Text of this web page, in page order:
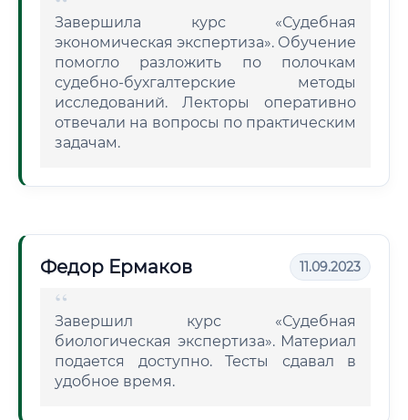
Завершила курс «Судебная
экономическая экспертиза». Обучение
помогло разложить по полочкам
судебно-бухгалтерские методы
исследований. Лекторы оперативно
отвечали на вопросы по практическим
задачам.
Федор Ермаков 11.09.2023
Завершил курс «Судебная
биологическая экспертиза». Материал
подается доступно. Тесты сдавал в
удобное время.